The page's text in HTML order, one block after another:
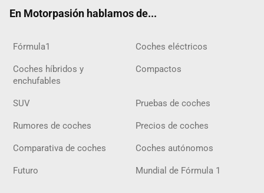
En Motorpasión hablamos de...
Fórmula1 Coches eléctricos
Coches híbridos y
enchufables
Compactos
SUV Pruebas de coches
Rumores de coches Precios de coches
Comparativa de coches Coches autónomos
Futuro Mundial de Fórmula 1